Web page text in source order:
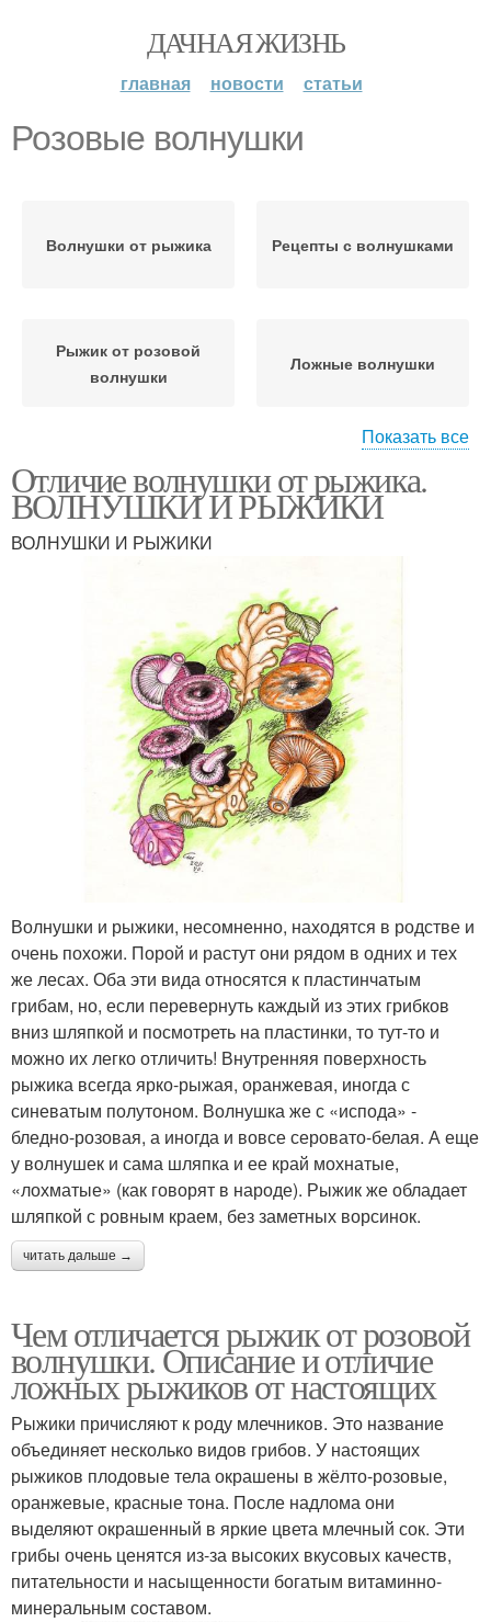
ДАЧНАЯ ЖИЗНЬ
главная новости статьи
Розовые волнушки
Волнушки от рыжика Рецепты с волнушками
Рыжик от розовой
волнушки
Ложные волнушки
Розовая волнушка Рыжик от волнушки
Грузди от волнушек
Показать все
Отличие волнушки от рыжика.
ВОЛНУШКИ И РЫЖИКИ
ВОЛНУШКИ И РЫЖИКИ
Волнушки и рыжики, несомненно, находятся в родстве и
очень похожи. Порой и растут они рядом в одних и тех
же лесах. Оба эти вида относятся к пластинчатым
грибам, но, если перевернуть каждый из этих грибков
вниз шляпкой и посмотреть на пластинки, то тут-то и
можно их легко отличить! Внутренняя поверхность
рыжика всегда ярко-рыжая, оранжевая, иногда с
синеватым полутоном. Волнушка же с «испода» -
бледно-розовая, а иногда и вовсе серовато-белая. А еще
у волнушек и сама шляпка и ее край мохнатые,
«лохматые» (как говорят в народе). Рыжик же обладает
шляпкой с ровным краем, без заметных ворсинок.
читать дальше →
Чем отличается рыжик от розовой
волнушки. Описание и отличие
ложных рыжиков от настоящих
Рыжики причисляют к роду млечников. Это название
объединяет несколько видов грибов. У настоящих
рыжиков плодовые тела окрашены в жёлто-розовые,
оранжевые, красные тона. После надлома они
выделяют окрашенный в яркие цвета млечный сок. Эти
грибы очень ценятся из-за высоких вкусовых качеств,
питательности и насыщенности богатым витаминно-
минеральным составом.